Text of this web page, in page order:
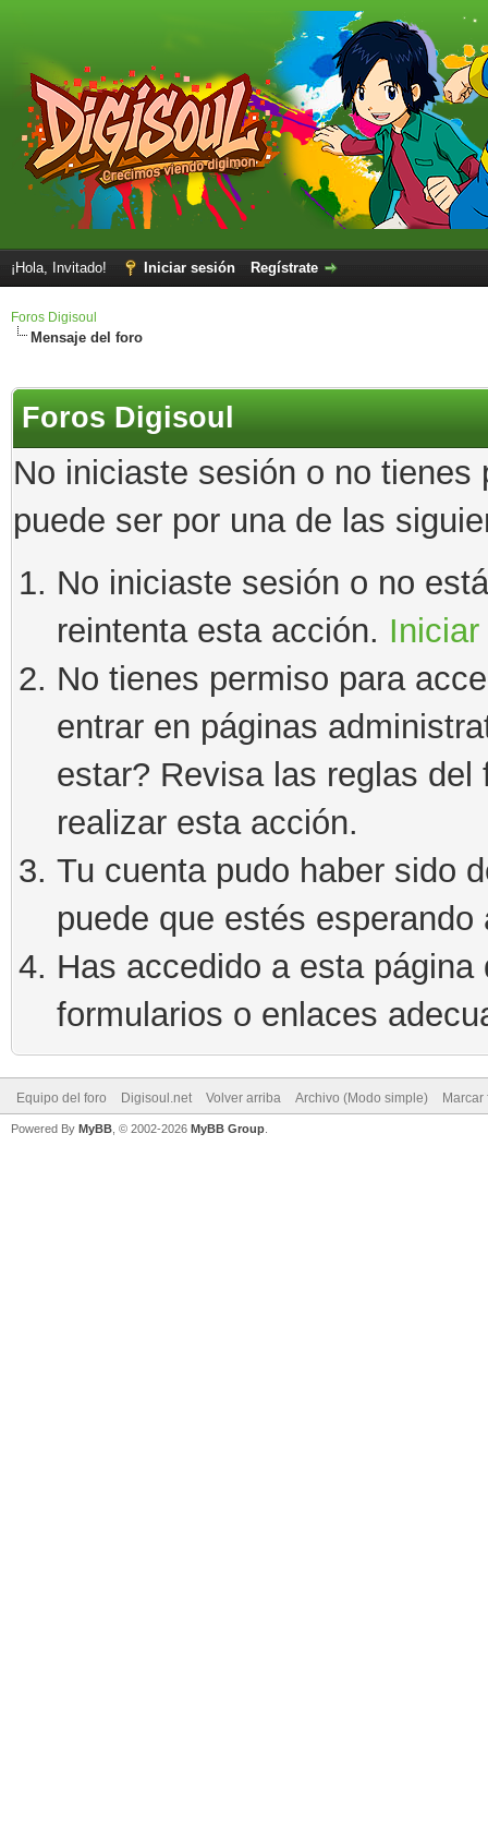
¡Hola, Invitado! Iniciar sesión Regístrate
Foros Digisoul
Mensaje del foro
Foros Digisoul
No iniciaste sesión o no
puede ser por una de las
No iniciaste sesión o no
reintenta esta acción.
No tienes permiso para
entrar en páginas
estar? Revisa las reglas
realizar esta acción.
Tu cuenta pudo haber sido
puede que estés esperando
Has accedido a esta
formularios o enlaces
Equipo del foro Digisoul.net Volver arriba Archivo (Modo simple)
Powered By MyBB , © 2002-2026 MyBB Group